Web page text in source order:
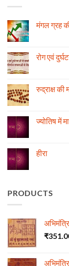
मंगल ग्रह
मंगल
ग्रह
अनुसार
तेजी-
रोग एवं
रोग
एवं
रुद्राक्ष की
रुद्राक्ष
की
ज्योतिष में
ज्योतिष
मेंहीरा
PRODUCTS
₹